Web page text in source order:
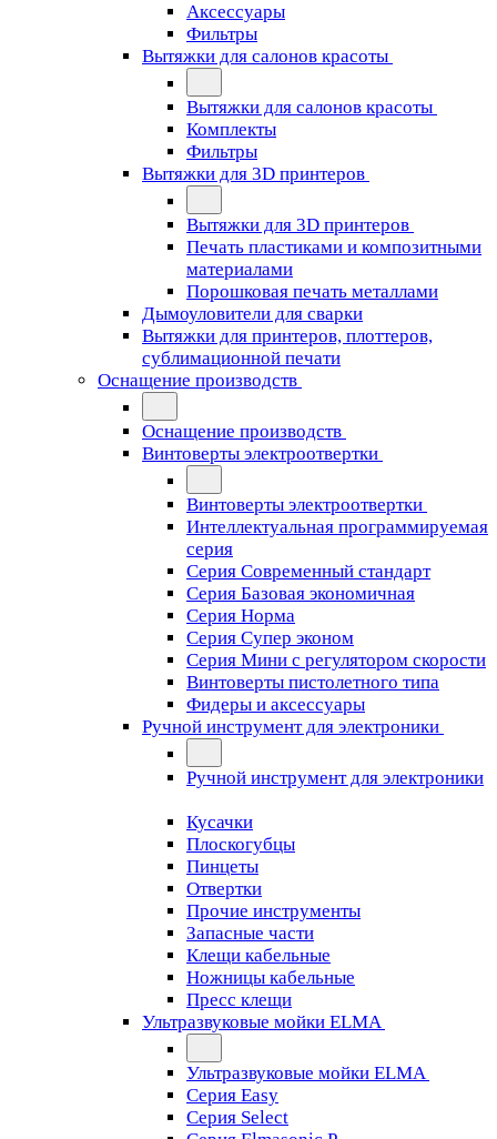
Аксессуары
Фильтры
Вытяжки для салонов красоты
Вытяжки для салонов красоты
Комплекты
Фильтры
Вытяжки для 3D принтеров
Вытяжки для 3D принтеров
Печать пластиками и композитными
материалами
Порошковая печать металлами
Дымоуловители для сварки
Вытяжки для принтеров, плоттеров,
сублимационной печати
Оснащение производств
Оснащение производств
Винтоверты электроотвертки
Винтоверты электроотвертки
Интеллектуальная программируемая
серия
Серия Современный стандарт
Серия Базовая экономичная
Серия Норма
Серия Cупер эконом
Серия Мини с регулятором скорости
Винтоверты пистолетного типа
Фидеры и аксессуары
Ручной инструмент для электроники
Ручной инструмент для электроники
Кусачки
Плоскогубцы
Пинцеты
Отвертки
Прочие инструменты
Запасные части
Клещи кабельные
Ножницы кабельные
Пресс клещи
Ультразвуковые мойки ELMA
Ультразвуковые мойки ELMA
Серия Easy
Серия Select